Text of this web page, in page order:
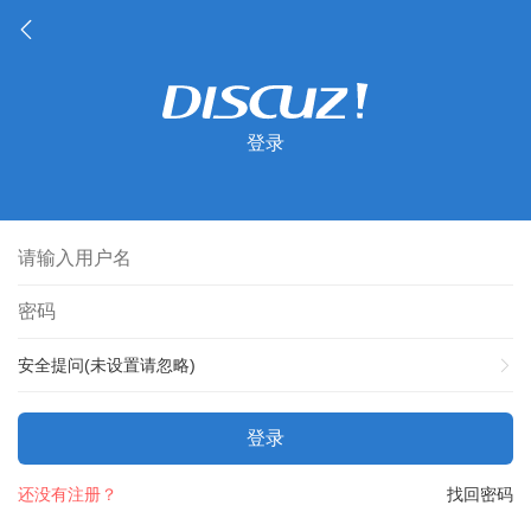
登录
安全提问(未设置请忽略)
登录
找回密码
还没有注册？